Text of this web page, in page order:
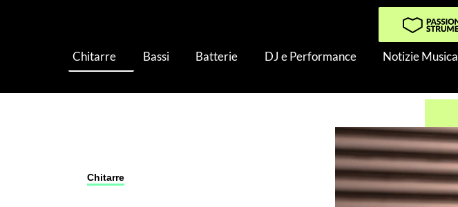
Chitarre Bassi Batterie DJ e Performance Notizie Musica
Chitarre